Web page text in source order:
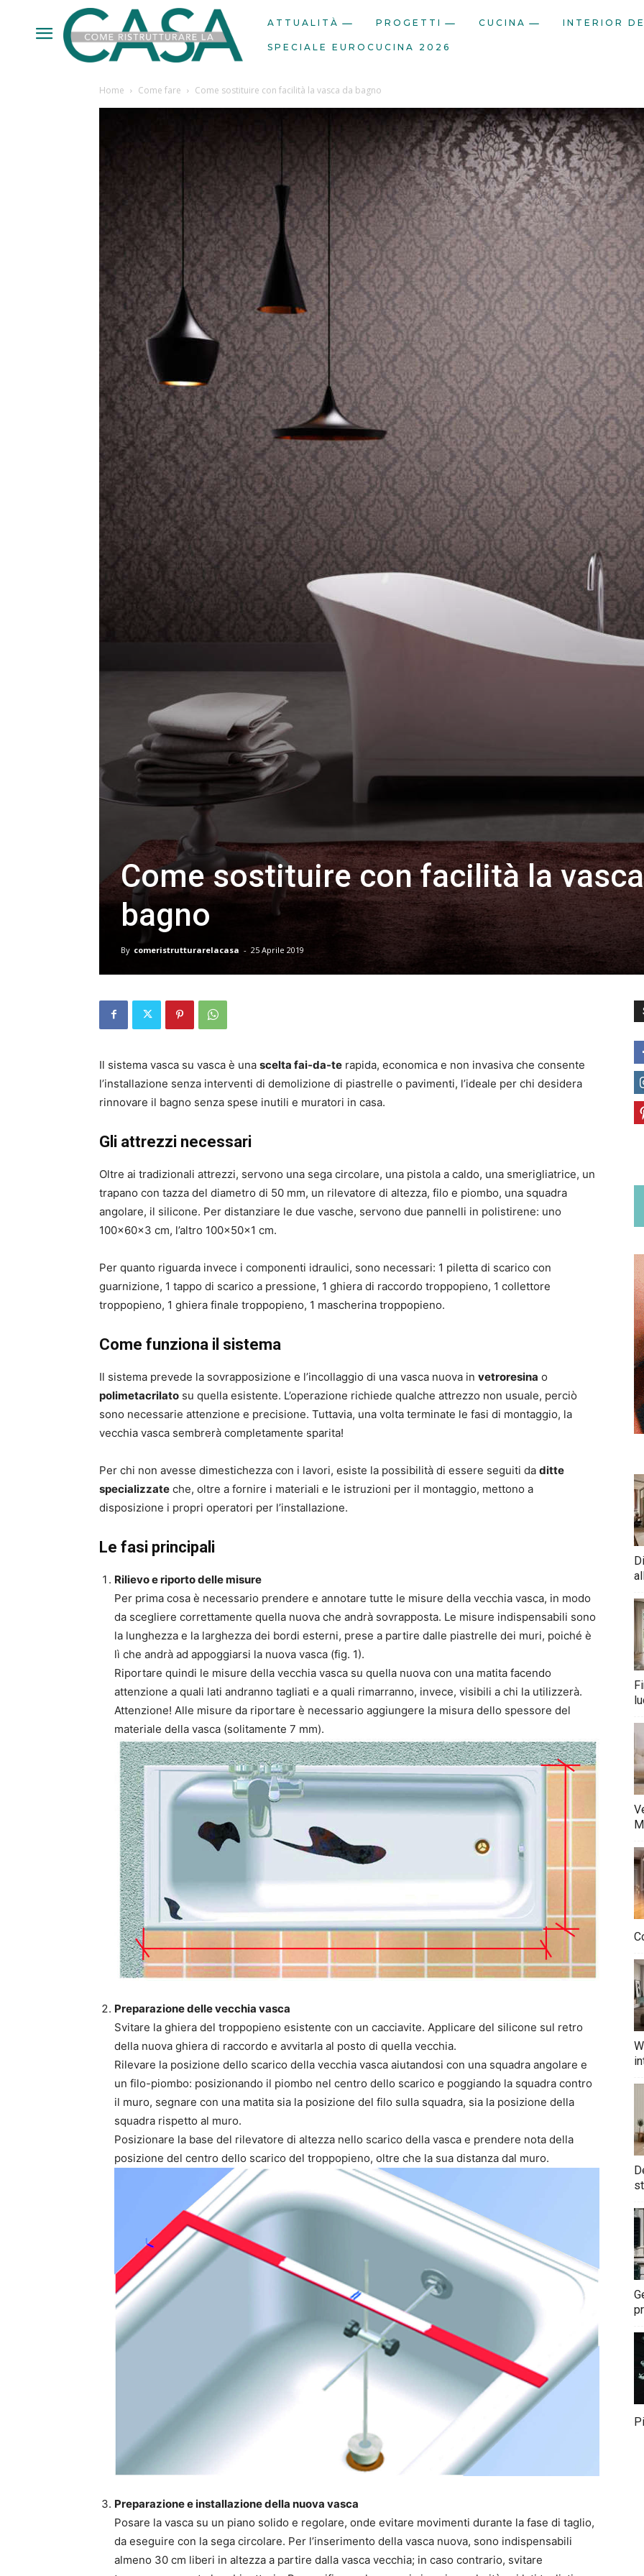
ATTUALITÀ PROGETTI CUCINA INTERIOR
SPECIALE EUROCUCINA 2026
Home Come fare Come sostituire con facilità la vasca da bagno
Come sostituire con facilità la
bagno
By comeristrutturarelacasa - 25 Aprile 2019
Il sistema vasca su vasca è una scelta fai-da-te rapida, economica e non invasiva che consente
l’installazione senza interventi di demolizione di piastrelle o pavimenti, l’ideale per chi desidera
rinnovare il bagno senza spese inutili e muratori in casa.
Gli attrezzi necessari
Oltre ai tradizionali attrezzi, servono una sega circolare, una pistola a caldo, una smerigliatrice, un
trapano con tazza del diametro di 50 mm, un rilevatore di altezza, filo e piombo, una squadra
angolare, il silicone. Per distanziare le due vasche, servono due pannelli in polistirene: uno
100x60x3 cm, l’altro 100x50x1 cm.
Per quanto riguarda invece i componenti idraulici, sono necessari: 1 piletta di scarico con
guarnizione, 1 tappo di scarico a pressione, 1 ghiera di raccordo troppopieno, 1 collettore
troppopieno, 1 ghiera finale troppopieno, 1 mascherina troppopieno.
Come funziona il sistema
Il sistema prevede la sovrapposizione e l’incollaggio di una vasca nuova in vetroresina o
polimetacrilato su quella esistente. L’operazione richiede qualche attrezzo non usuale, perciò
sono necessarie attenzione e precisione. Tuttavia, una volta terminate le fasi di montaggio, la
vecchia vasca sembrerà completamente sparita!
Per chi non avesse dimestichezza con i lavori, esiste la possibilità di essere seguiti da ditte
specializzate che, oltre a fornire i materiali e le istruzioni per il montaggio, mettono a
disposizione i propri operatori per l’installazione.
Le fasi principali
Rilievo e riporto delle misure
Per prima cosa è necessario prendere e annotare tutte le misure della vecchia vasca, in modo
da scegliere correttamente quella nuova che andrà sovrapposta. Le misure indispensabili sono
la lunghezza e la larghezza dei bordi esterni, prese a partire dalle piastrelle dei muri, poiché è
lì che andrà ad appoggiarsi la nuova vasca (fig. 1).
Riportare quindi le misure della vecchia vasca su quella nuova con una matita facendo
attenzione a quali lati andranno tagliati e a quali rimarranno, invece, visibili a chi la utilizzerà.
Attenzione! Alle misure da riportare è necessario aggiungere la misura dello spessore del
materiale della vasca (solitamente 7 mm).
Preparazione delle vecchia vasca
Svitare la ghiera del troppopieno esistente con un cacciavite. Applicare del silicone sul retro
della nuova ghiera di raccordo e avvitarla al posto di quella vecchia.
Rilevare la posizione dello scarico della vecchia vasca aiutandosi con una squadra angolare e
un filo-piombo: posizionando il piombo nel centro dello scarico e poggiando la squadra contro
il muro, segnare con una matita sia la posizione del filo sulla squadra, sia la posizione della
squadra rispetto al muro.
Posizionare la base del rilevatore di altezza nello scarico della vasca e prendere nota della
posizione del centro dello scarico del troppopieno, oltre che la sua distanza dal muro.
Preparazione e installazione della nuova vasca
Posare la vasca su un piano solido e regolare, onde evitare movimenti durante la fase di taglio,
da eseguire con la sega circolare. Per l’inserimento della vasca nuova, sono indispensabili
almeno 30 cm liberi in altezza a partire dalla vasca vecchia; in caso contrario, svitare